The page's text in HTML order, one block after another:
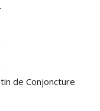
de Conjoncture